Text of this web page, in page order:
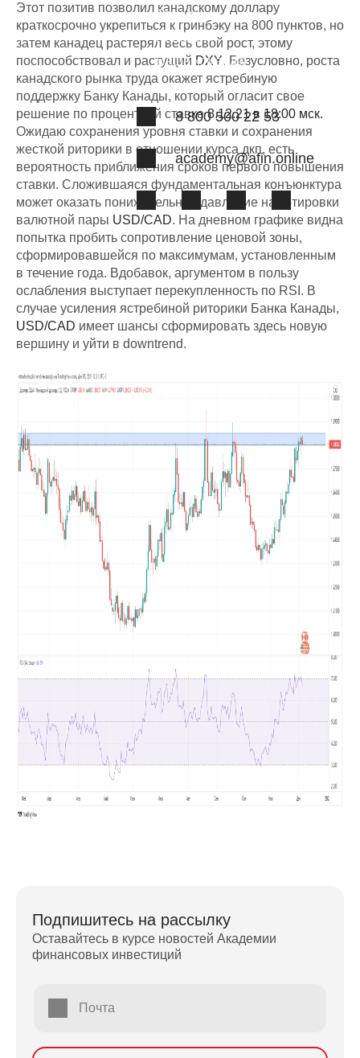
Отзывы
Лицензии
Наша команда
8 800 500 22 53
academy@afin.online
Этот позитив позволил канадскому доллару
краткосрочно укрепиться к гринбэку на 800 пунктов, но
затем канадец растерял весь свой рост, этому
поспособствовал и растущий DXY. Безусловно, роста
канадского рынка труда окажет ястребиную
поддержку Банку Канады, который огласит свое
решение по процентной ставке8.12.21 в 18:00 мск.
Ожидаю сохранения уровня ставки и сохранения
жесткой риторики в отношении курса дкп, есть
вероятность приближения сроков первого повышения
ставки. Сложившаяся фундаментальная конъюнктура
может оказать понижательное давление на котировки
валютной пары USD/CAD. На дневном графике видна
попытка пробить сопротивление ценовой зоны,
сформировавшейся по максимумам, установленным
в течение года. Вдобавок, аргументом в пользу
ослабления выступает перекупленность по RSI. В
случае усиления ястребиной риторики Банка Канады,
USD/CAD имеет шансы сформировать здесь новую
вершину и уйти в downtrend.
Подпишитесь на рассылку
Оставайтесь в курсе новостей Академии
финансовых инвестиций